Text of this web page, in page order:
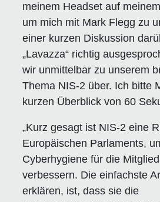
meinem Headset auf
um mich mit Mark Flegg zu
einer kurzen Diskussion
„Lavazza“ richtig
wir unmittelbar zu unserem
Thema NIS-2 über. Ich bitte
kurzen Überblick von 60
„Kurz gesagt ist NIS-2 eine
Europäischen Parlaments,
Cyberhygiene für die
verbessern. Die einfachste
erklären, ist, dass sie die